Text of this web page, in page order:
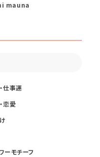
mauna
仕事運
恋愛
ーモチーフ